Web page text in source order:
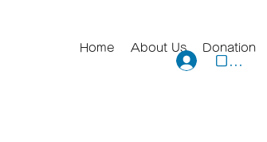
Home About Us Donation
ログイン